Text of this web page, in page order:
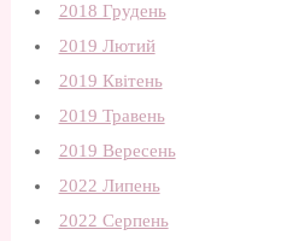
2018 Грудень
2019 Лютий
2019 Квітень
2019 Травень
2019 Вересень
2022 Липень
2022 Серпень